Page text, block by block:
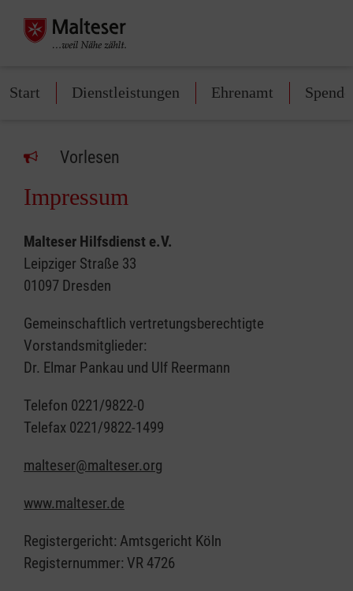
Start Dienstleistungen Ehrenamt
Vorlesen
Impressum
Malteser Hilfsdienst e.V.
Leipziger Straße 33
01097 Dresden
Gemeinschaftlich vertretungsberechtigte
Vorstandsmitglieder:
Dr. Elmar Pankau und Ulf Reermann
Telefon 0221/9822-0
Telefax 0221/9822-1499
malteser@malteser.org
www.malteser.de
Registergericht: Amtsgericht Köln
Registernummer: VR 4726